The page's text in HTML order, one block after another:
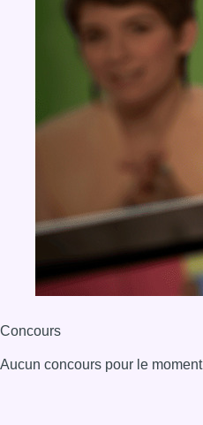
Concours
Aucun concours pour le moment